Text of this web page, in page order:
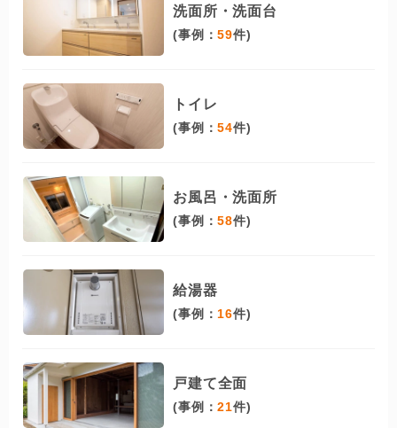
洗面所・洗面台
(事例：59件)
トイレ
(事例：54件)
お風呂・洗面所
(事例：58件)
給湯器
(事例： 16件)
戸建て全面
(事例：21件)